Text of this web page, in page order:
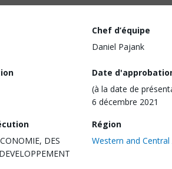
Chef d’équipe
Daniel Pajank
Date
(à la date de
6 décembre 2021
DES
Région
Western and Central